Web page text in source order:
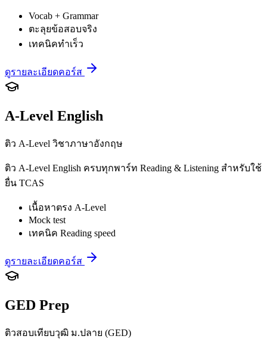
Vocab + Grammar
ตะลุยข้อสอบจริง
เทคนิคทำเร็ว
ดูรายละเอียดคอร์ส
A-Level English
ติว A-Level วิชาภาษาอังกฤษ
ติว A-Level English ครบทุกพาร์ท Reading & Listening สำหรับใช้
ยื่น TCAS
เนื้อหาตรง A-Level
Mock test
เทคนิค Reading speed
ดูรายละเอียดคอร์ส
GED Prep
ติวสอบเทียบวุฒิ ม.ปลาย (GED)